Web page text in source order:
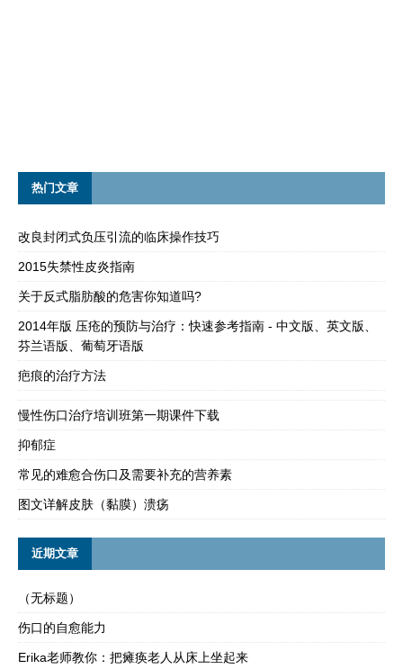
热门文章
改良封闭式负压引流的临床操作技巧
2015失禁性皮炎指南
关于反式脂肪酸的危害你知道吗?
2014年版 压疮的预防与治疗：快速参考指南 - 中文版、英文版、
芬兰语版、葡萄牙语版
疤痕的治疗方法
慢性伤口治疗培训班第一期课件下载
抑郁症
常见的难愈合伤口及需要补充的营养素
图文详解皮肤（黏膜）溃疡
近期文章
（无标题）
伤口的自愈能力
Erika老师教你：把瘫痪老人从床上坐起来